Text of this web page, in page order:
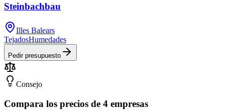
Steinbachbau
Illes Balears
TejadosHumedades
Pedir presupuesto
Consejo
Compara los precios de 4 empresas